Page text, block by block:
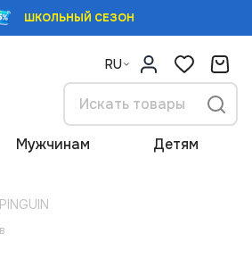
ШКОЛЬНЫЙ СЕЗОН
RU
Мужчинам Детям
PINGUIN